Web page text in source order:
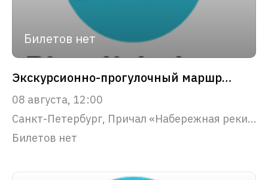
Билетов нет
Экскурсионно-прогулочный маршрут "Северная Венеция"
08 августа, 12:00
Санкт-Петербург, Причал «Набережная реки Фонтанки, 53»
Билетов нет